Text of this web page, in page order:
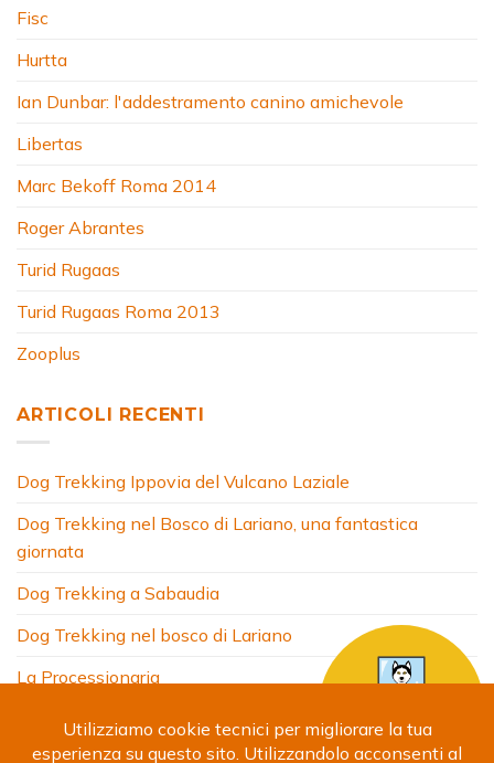
Fisc
Hurtta
Ian Dunbar: l'addestramento canino amichevole
Libertas
Marc Bekoff Roma 2014
Roger Abrantes
Turid Rugaas
Turid Rugaas Roma 2013
Zooplus
ARTICOLI RECENTI
Dog Trekking Ippovia del Vulcano Laziale
Dog Trekking nel Bosco di Lariano, una fantastica
giornata
Dog Trekking a Sabaudia
Dog Trekking nel bosco di Lariano
La Processionaria